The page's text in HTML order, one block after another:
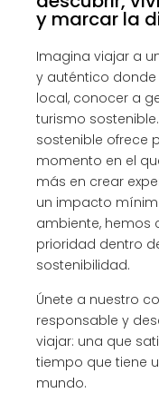
y marcar la
Imagina viajar a
y auténtico
local, conocer a
turismo
sostenible ofrece
momento en el
más en crear
un impacto
ambiente, hemos
prioridad dentro
sostenibilidad.
Únete a nuestro
responsable y
viajar: una que
tiempo que tiene
mundo.